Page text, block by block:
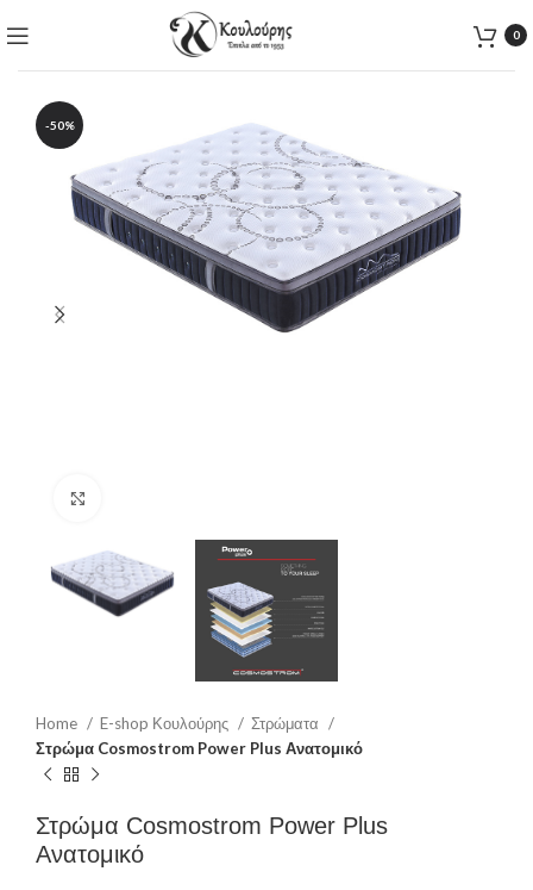
0
-50%
Home E-shop Κουλούρης
Στρώματα
Στρώμα Cosmostrom Power Plus Ανατομικό
Στρώμα Cosmostrom Power Plus
Ανατομικό